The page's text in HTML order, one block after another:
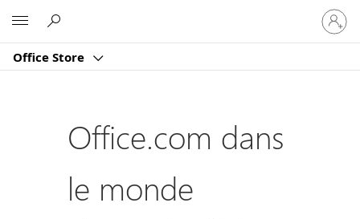
Office Store
vous
à
compte
Office.com dans
le monde